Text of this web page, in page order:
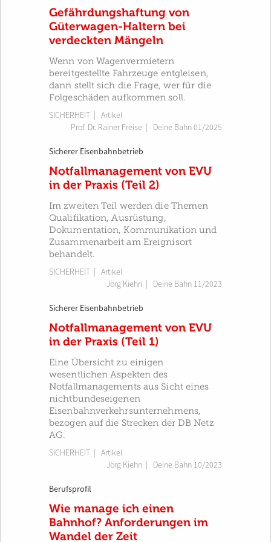
Gefährdungshaftung von
Güterwagen-Haltern bei
verdeckten Mängeln
Wenn von Wagenvermietern
bereitgestellte Fahrzeuge entgleisen,
dann stellt sich die Frage, wer für die
Folgeschäden aufkommen soll.
SICHERHEIT | Artikel
Prof. Dr. Rainer Freise
Deine Bahn 01/2025
Sicherer Eisenbahnbetrieb
Notfallmanagement von EVU
in der Praxis (Teil 2)
Im zweiten Teil werden die Themen
Qualifikation, Ausrüstung,
Dokumentation, Kommunikation und
Zusammenarbeit am Ereignisort
behandelt.
SICHERHEIT | Artikel
Jörg Kiehn
Deine Bahn 11/2023
Sicherer Eisenbahnbetrieb
Notfallmanagement von EVU
in der Praxis (Teil 1)
Eine Übersicht zu einigen
wesentlichen Aspekten des
Notfallmanagements aus Sicht eines
nichtbundeseigenen
Eisenbahnverkehrsunternehmens,
bezogen auf die Strecken der DB Netz
AG.
SICHERHEIT | Artikel
Jörg Kiehn
Deine Bahn 10/2023
Berufsprofil
Wie manage ich einen
Bahnhof? Anforderungen im
Wandel der Zeit